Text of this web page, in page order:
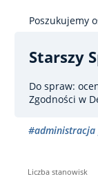
Poszukujemy
Starszy
Do spraw:
Zgodności w
#administracja
Liczba stanowisk